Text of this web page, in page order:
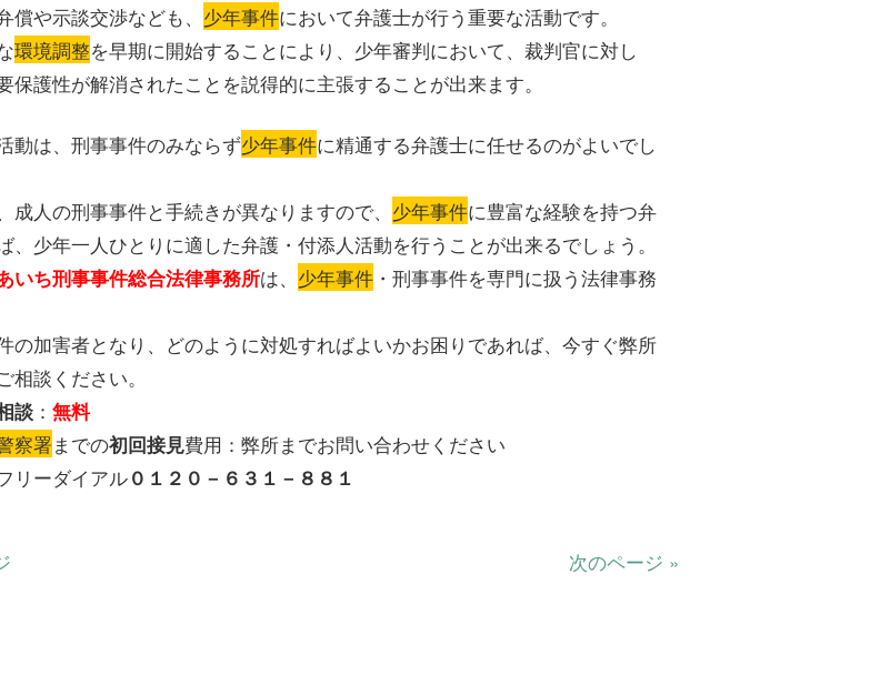
償や示談交渉なども、 少年事件において弁護士が行う重要な活動です。
環境調整を早期に開始することにより、少年審判において、裁判官に対し
保護性が解消されたことを説得的に主張することが出来ます。
動は、刑事事件のみならず少年事件に精通する弁護士に任せるのがよいでし
成人の刑事事件と手続きが異なりますので、 少年事件に豊富な経験を持つ弁
、少年一人ひとりに適した弁護・付添人活動を行うことが出来るでしょう。
いち刑事事件総合法律事務所は、 少年事件 ・刑事事件を専門に扱う法律事務
の加害者となり、どのように対処すればよいかお困りであれば、今すぐ弊所
相談ください。
談 ： 無料
察署までの初回接見費用：弊所までお問い合わせください
リーダイアル０１２０－６３１－８８１
次のページ »